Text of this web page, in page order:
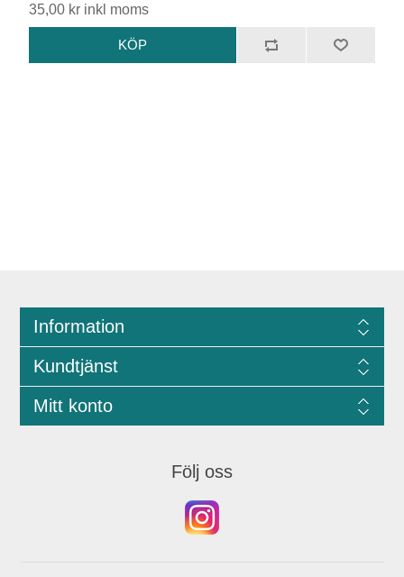
35,00 kr inkl moms
Information
Kundtjänst
Mitt konto
Följ oss